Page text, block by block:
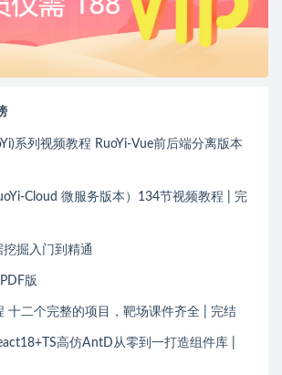
系列视频教程 RuoYi-Vue前后端分离版本
Cloud 微服务版本）134节视频教程 | 完
掘入门到精通
版
十二个完整的项目，靶场课件齐全 | 完结
高仿AntD从零到一打造组件库 |